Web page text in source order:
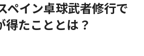
ペイン卓球武者修行で
得たこととは？